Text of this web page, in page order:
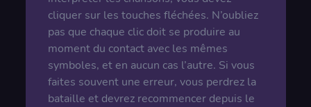
cliquer sur les touches fléchées. N’oubliez
pas que chaque clic doit se produire au
moment du contact avec les mêmes
symboles, et en aucun cas l’autre. Si vous
faites souvent une erreur, vous perdrez la
bataille et devrez recommencer depuis le